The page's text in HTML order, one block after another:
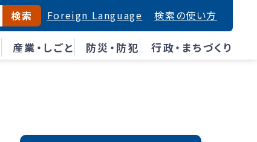
産業・しごと 防災・防犯 行政・まちづくり
検索 Foreign Language 検索の使い方